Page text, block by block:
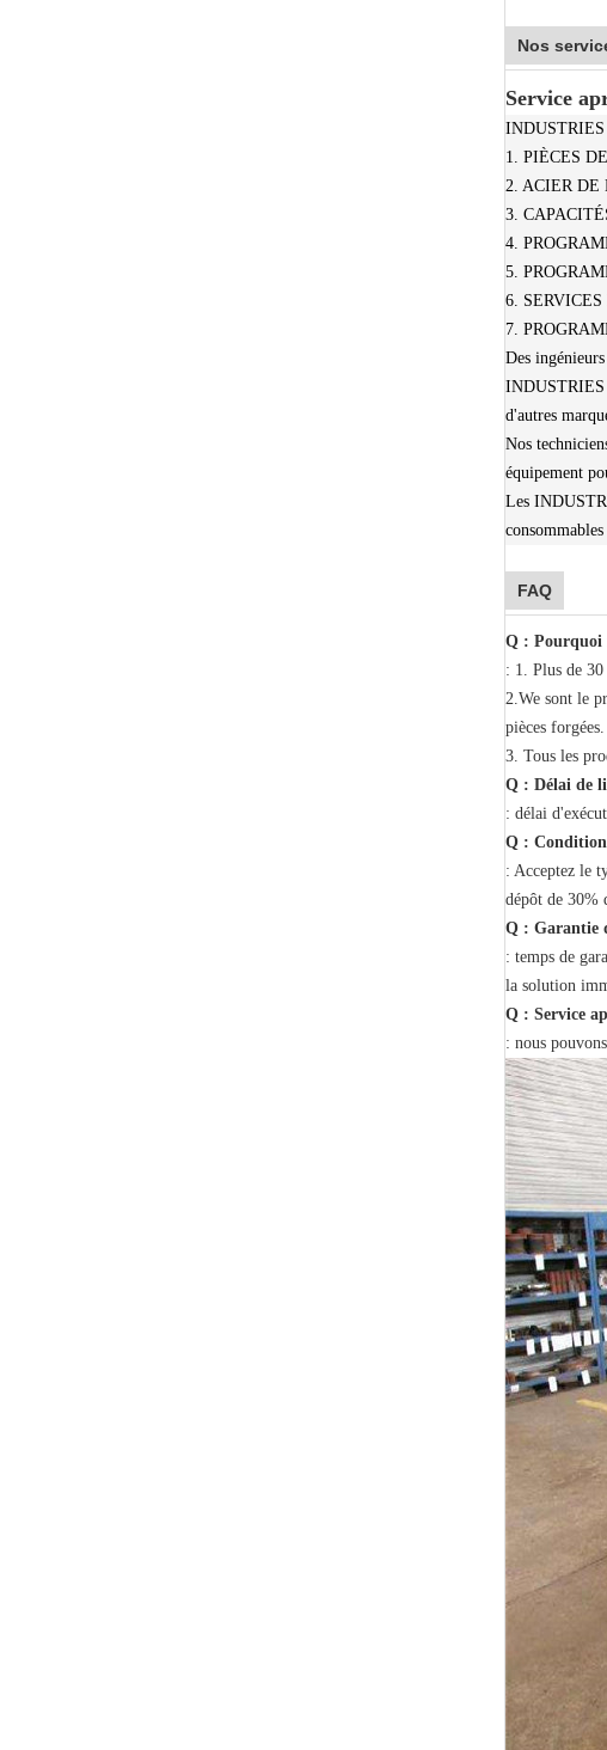
Nos
Service
1. PIÈCES
2. ACIER DE
3.
4.
5.
6.
7.
Des
INDUSTRIES
d'autres
Nos
équipement
Les
FAQ
Q : Pourquoi
: 1. Plus de 30
2.We sont le
pièces forgées.
3. Tous les
Q : Délai de
: délai
Q :
: Acceptez le
dépôt de 30%
Q : Garantie
: temps de
la solution
Q : Service
: nous